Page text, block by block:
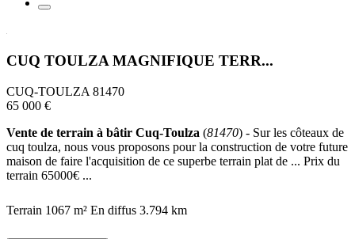
CUQ TOULZA MAGNIFIQUE TERR...
CUQ-TOULZA 81470
65 000 €
Vente de terrain à bâtir Cuq-Toulza (81470) - Sur les côteaux de
cuq toulza, nous vous proposons pour la construction de votre future
maison de faire l'acquisition de ce superbe terrain plat de ... Prix du
terrain 65000€ ...
Terrain 1067 m² En diffus 3.794 km